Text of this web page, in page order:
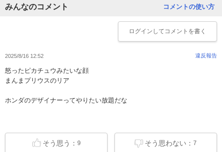
コメントの使い方
みんなのコメント
ログイン してコメントを書く
2025/8/16 12:52 違反報告
怒ったピカチュウみたいな顔
まんまプリウスのリア
ホンダのデザイナーってやりたい放題だな
そう思わない：7
そう思う： 9